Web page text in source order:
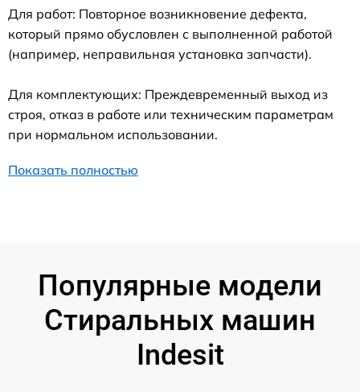
Для работ: Повторное возникновение дефекта,
который прямо обусловлен с выполненной работой
(например, неправильная установка запчасти).
Для комплектующих: Преждевременный выход из
строя, отказ в работе или техническим параметрам
при нормальном использовании.
Показать полностью
Популярные модели
Стиральных машин
Indesit